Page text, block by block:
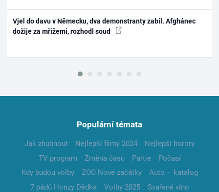
Vjel do davu v Německu, dva demonstranty zabil. Afghánec
dožije za mřížemi, rozhodl soud
Populární témata
Jak zhubnout Nejlepší filmy 2024
Nejlepší horory
TV program
Změna času Partie
Počasí
Kdy budou volby
ZOO Nové začátky
Auto – katalog
7 pádů Honzy Dědka
Volby 2025
Svařené víno